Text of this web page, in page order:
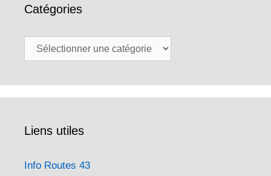
Catégories
Catégories
Liens utiles
Info Routes 43